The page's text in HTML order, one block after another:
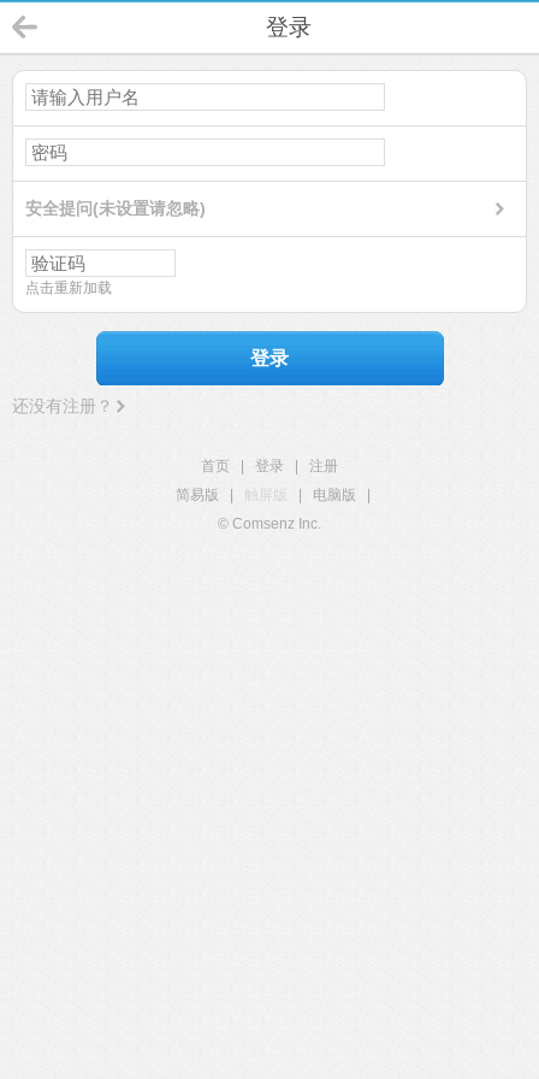
登录
安全提问(未设置请忽略)
点击重新加载
登录
还没有注册？
首页 登录
注册
简易版
触屏版 电脑版
© Comsenz Inc.